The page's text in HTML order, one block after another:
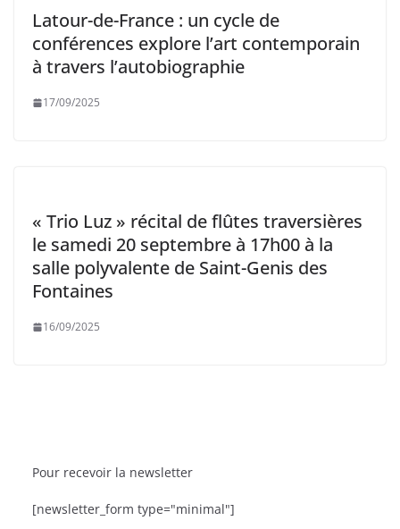
Latour-de-France : un cycle de
conférences explore l’art contemporain
à travers l’autobiographie
17/09/2025
« Trio Luz » récital de flûtes traversières
le samedi 20 septembre à 17h00 à la
salle polyvalente de Saint-Genis des
Fontaines
16/09/2025
Pour recevoir la newsletter
[newsletter_form type="minimal"]
Têt dans les Étoiles fête sa 9ᵉ édition